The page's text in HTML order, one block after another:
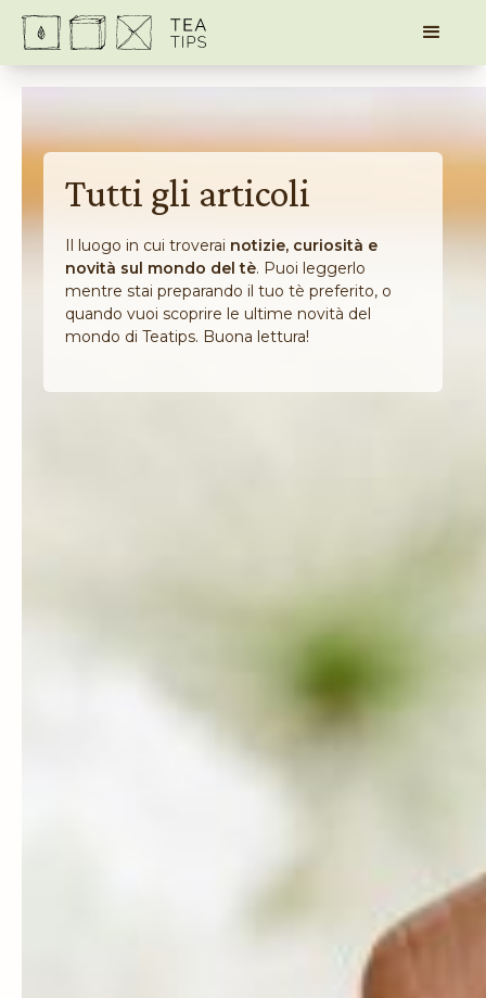
Tutti gli articoli
Il luogo in cui troverai notizie, curiosità e
novità sul mondo del tè. Puoi leggerlo
mentre stai preparando il tuo tè preferito, o
quando vuoi scoprire le ultime novità del
mondo di Teatips. Buona lettura!